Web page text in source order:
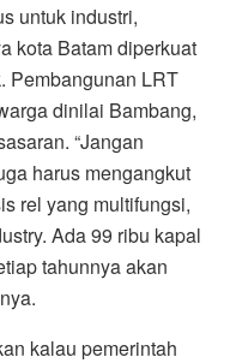
untuk industri,
kota Batam diperkuat
Pembangunan LRT
dinilai Bambang,
“Jangan
harus mengangkut
rel yang multifungsi,
Ada 99 ribu kapal
tahunnya akan
kalau pemerintah